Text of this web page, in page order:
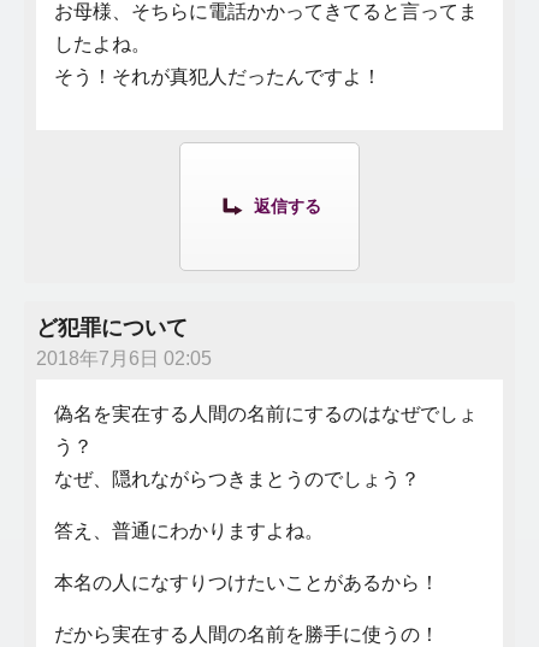
お母様、そちらに電話かかってきてると言ってま
したよね。
そう！それが真犯人だったんですよ！
返信する
ど犯罪について
2018年7月6日 02:05
偽名を実在する人間の名前にするのはなぜでしょ
う？
なぜ、隠れながらつきまとうのでしょう？
答え、普通にわかりますよね。
本名の人になすりつけたいことがあるから！
だから実在する人間の名前を勝手に使うの！